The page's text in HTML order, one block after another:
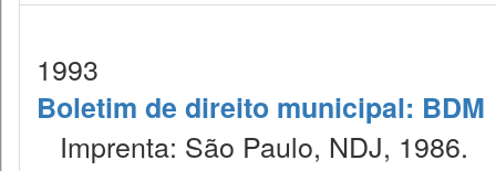
1993
Boletim de direito municipal: BDM
Imprenta: São Paulo, NDJ, 1986.